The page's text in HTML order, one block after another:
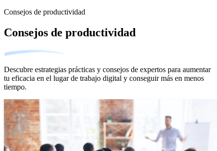
Consejos de productividad
Consejos de productividad
Descubre estrategias prácticas y consejos de expertos para aumentar
tu eficacia en el lugar de trabajo digital y conseguir más en menos
tiempo.